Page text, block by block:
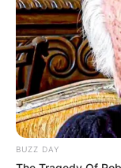
BUZZ DAY